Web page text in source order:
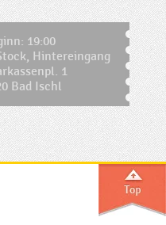
19:00
Hintereingang
1
Bad Ischl